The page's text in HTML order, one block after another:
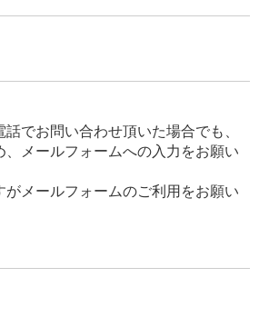
でお問い合わせ頂いた場合でも、
メールフォームへの入力をお願い
がメールフォームのご利用をお願い